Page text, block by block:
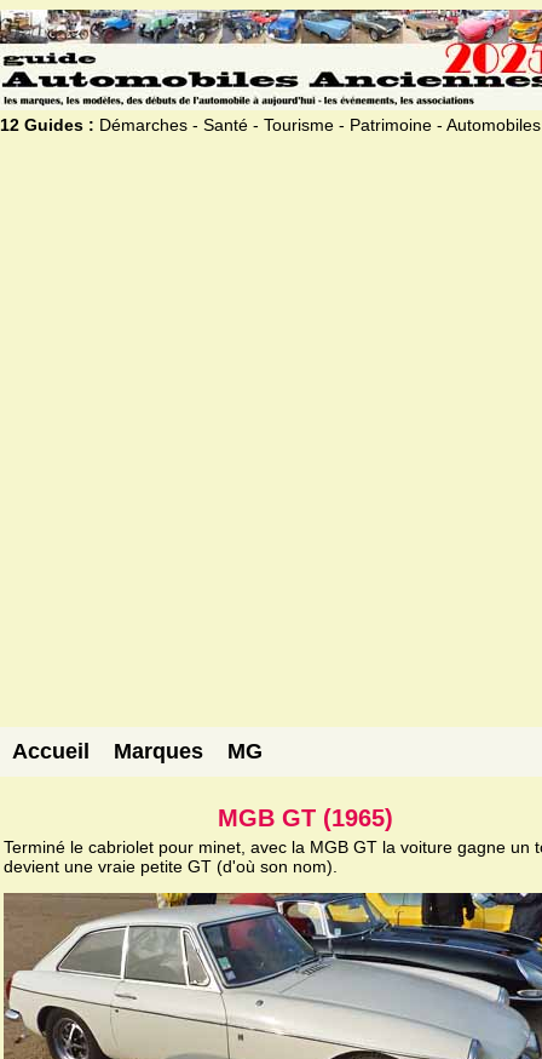
12 Guides : Démarches - Santé - Tourisme - Patrimoine - Automobiles
Accueil Marques MG
MGB GT (1965)
Terminé le cabriolet pour minet, avec la MGB GT la voiture gagne un
devient une vraie petite GT (d'où son nom).